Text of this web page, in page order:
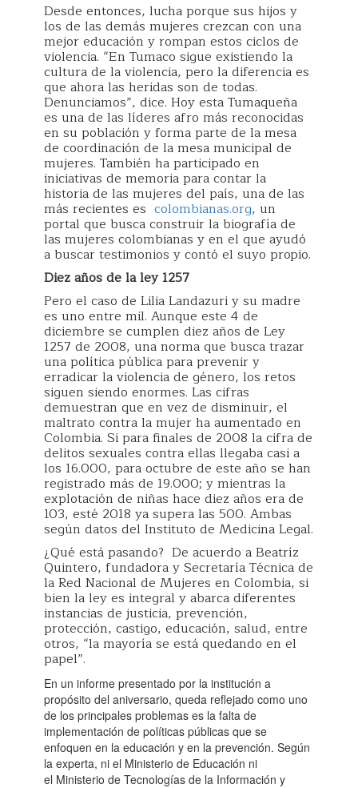
Desde entonces, lucha porque sus hijos y
los de las demás mujeres crezcan con una
mejor educación y rompan estos ciclos de
violencia. “En Tumaco sigue existiendo la
cultura de la violencia, pero la diferencia es
que ahora las heridas son de todas.
Denunciamos”, dice. Hoy esta Tumaqueña
es una de las líderes afro más reconocidas
en su población y forma parte de la mesa
de coordinación de la mesa municipal de
mujeres. También ha participado en
iniciativas de memoria para contar la
historia de las mujeres del país, una de las
más recientes es colombianas.org, un
portal que busca construir la biografía de
las mujeres colombianas y en el que ayudó
a buscar testimonios y contó el suyo propio.
Diez años de la ley 1257
Pero el caso de Lilia Landazuri y su madre
es uno entre mil. Aunque este 4 de
diciembre se cumplen diez años de Ley
1257 de 2008, una norma que busca trazar
una política pública para prevenir y
erradicar la violencia de género, los retos
siguen siendo enormes. Las cifras
demuestran que en vez de disminuir, el
maltrato contra la mujer ha aumentado en
Colombia. Si para finales de 2008 la cifra de
delitos sexuales contra ellas llegaba casi a
los 16.000, para octubre de este año se han
registrado más de 19.000; y mientras la
explotación de niñas hace diez años era de
103, esté 2018 ya supera las 500. Ambas
según datos del Instituto de Medicina Legal.
¿Qué está pasando? De acuerdo a Beatríz
Quintero, fundadora y Secretaría Técnica de
la Red Nacional de Mujeres en Colombia, si
bien la ley es integral y abarca diferentes
instancias de justicia, prevención,
protección, castigo, educación, salud, entre
otros, “la mayoría se está quedando en el
papel”.
En un informe presentado por la institución a
propósito del aniversario, queda reflejado como uno
de los principales problemas es la falta de
implementación de políticas públicas que se
enfoquen en la educación y en la prevención. Según
la experta, ni el Ministerio de Educación ni
el Ministerio de Tecnologías de la Información y